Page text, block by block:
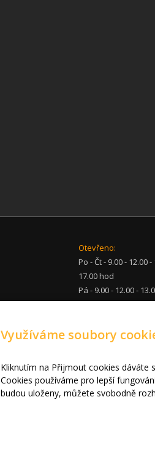
Otevřeno:
Po - Čt - 9.00 - 12.00 -
17.00 hod
Pá - 9.00 - 12.00 -
hod
inpeg@inpeg.cz
© 2010 -
Využíváme soubory
Kliknutím na Přijmout cookies dáváte
Cookies používáme pro lepší
budou uloženy, můžete svobodně